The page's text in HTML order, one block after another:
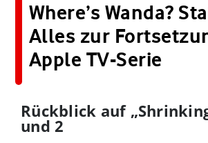
Where’s Wanda?
Alles zur
Apple TV-Serie
Rückblick auf
und 2